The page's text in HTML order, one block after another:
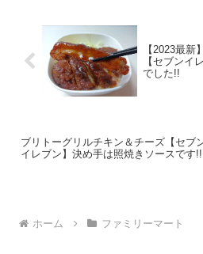
【2023最
【セブンイ
でした!!
ブリトーグリルチキン＆チーズ【セブ
イレブン】決め手は照焼きソースです!!
ホーム ファミリーマート